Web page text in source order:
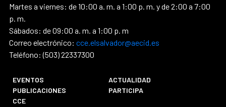
Martes a viernes: de 10:00 a. m. a 1:00 p. m. y de 2:00 a 7:00
p. m.
Sábados: de 09:00 a. m. a 1:00 p. m
Correo electrónico: cce.elsalvador@aecid.es
Teléfono: (503) 22337300
EVENTOS
ACTUALIDAD
PUBLICACIONES
PARTICIPA
CCE